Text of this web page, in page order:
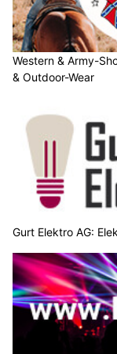
Western & Army-
& Outdoor-Wear
Gurt Elektro AG: